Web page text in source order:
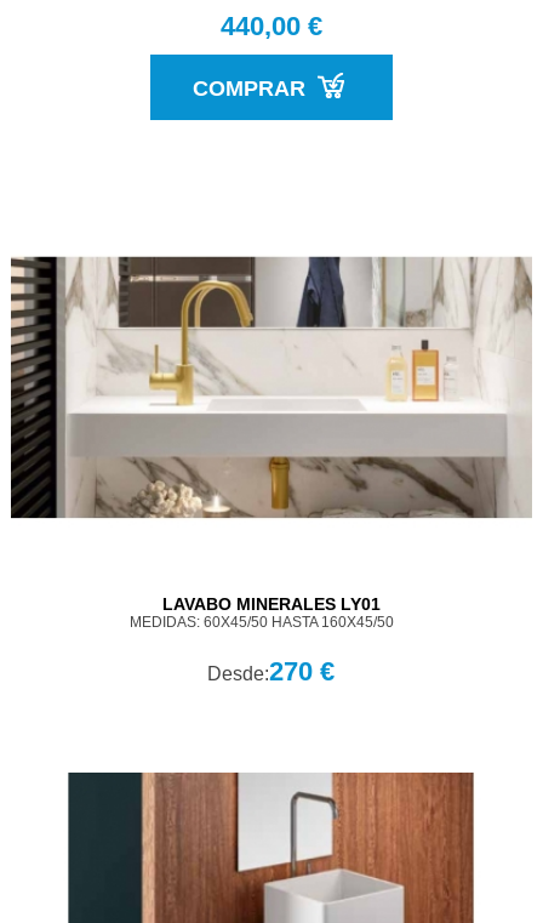
440,00 €
COMPRAR
LAVABO MINERALES LY01
MEDIDAS: 60X45/50 HASTA 160X45/50
Desde:270 €